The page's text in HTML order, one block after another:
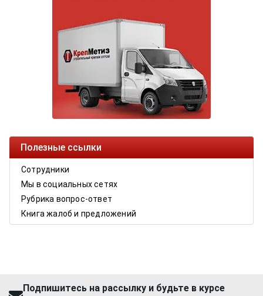
Полезные ссылки
Сотрудники
Мы в социальных сетях
Рубрика вопрос-ответ
Книга жалоб и предложений
Подпишитесь на рассылку и будьте в курсе